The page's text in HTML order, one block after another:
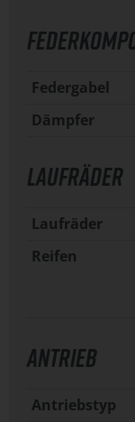
Federgabel
Dämpfer
LAUFRÄDER
Laufräder
Reifen
ANTRIEB
Antriebstyp